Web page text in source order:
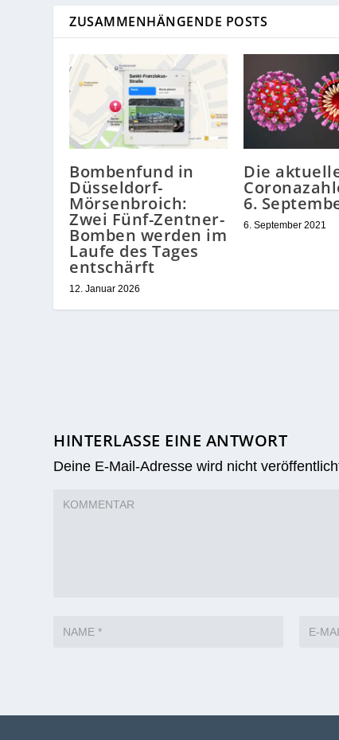
ZUSAMMENHÄNGENDE POSTS
Bombenfund in
Düsseldorf-
Mörsenbroich:
Zwei Fünf-Zentner-
Bomben werden im
Laufe des Tages
entschärft
12. Januar 2026
Die
6.
6. September 2021
HINTERLASSE EINE ANTWORT
Deine E-Mail-Adresse wird nicht